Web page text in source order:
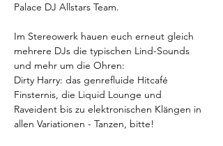
Palace DJ Allstars Team.
Im Stereowerk hauen euch erneut gleich
mehrere DJs die typischen Lind-Sounds
und mehr um die Ohren:
Dirty Harry: das genrefluide Hitcafé
Finsternis, die Liquid Lounge und
Raveident bis zu elektronischen Klängen in
allen Variationen - Tanzen, bitte!